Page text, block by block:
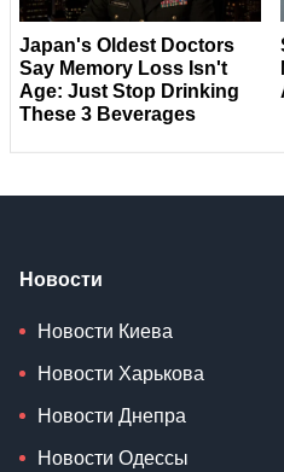
Новости
Новости Киева
Новости Харькова
Новости Днепра
Новости Одессы